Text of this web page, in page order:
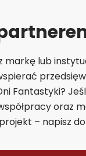
markę lub
Fantastyki?
oraz
– napisz